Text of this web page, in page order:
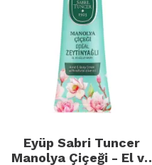
Eyüp Sabri Tuncer
Manolya Çiçeği - El ve